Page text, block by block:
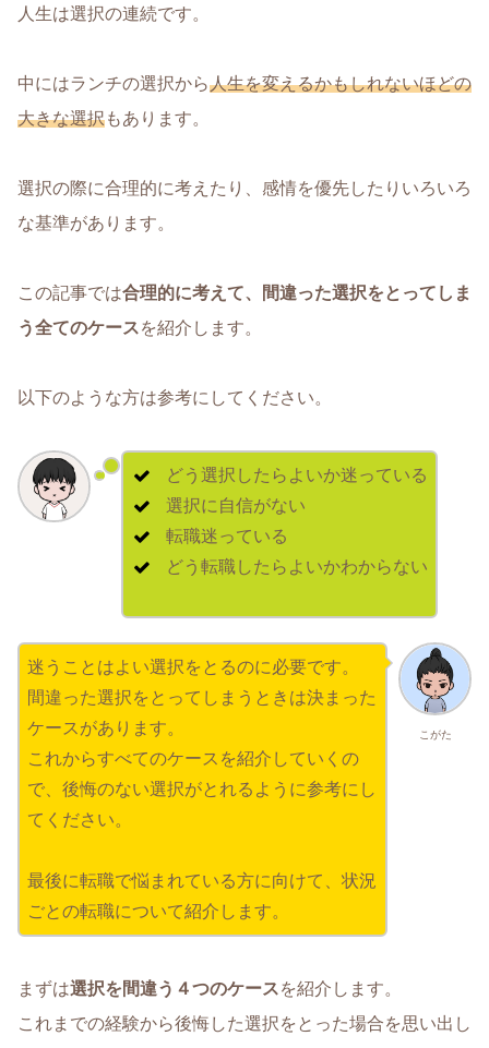
人生は選択の連続です。
中にはランチの選択から人生を変えるかもしれないほどの
大きな選択もあります。
選択の際に合理的に考えたり、感情を優先したりいろいろ
な基準があります。
この記事では合理的に考えて、間違った選択をとってしま
う全てのケースを紹介します。
以下のような方は参考にしてください。
どう選択したらよいか迷っている
選択に自信がない
転職迷っている
どう転職したらよいかわからない
こがた
迷うことはよい選択をとるのに必要です。
間違った選択をとってしまうときは決まった
ケースがあります。
これからすべてのケースを紹介していくの
で、後悔のない選択がとれるように参考にし
てください。
最後に転職で悩まれている方に向けて、状況
ごとの転職について紹介します。
まずは選択を間違う４つのケースを紹介します。
これまでの経験から後悔した選択をとった場合を思い出し